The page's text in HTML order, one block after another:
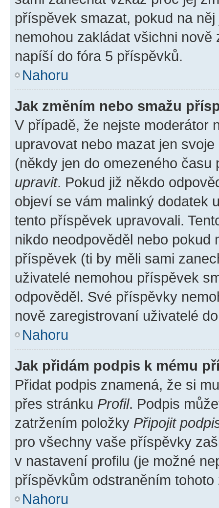
příspěvek smazat, pokud na
nemohou zakládat všichni
napíší do fóra 5 příspěvků.
Nahoru
Jak změním nebo smažu
V případě, že nejste moderátor
upravovat nebo mazat jen
(někdy jen do omezeného
upravit. Pokud již někdo
objeví se vám malinký dodatek
tento příspěvek upravovali.
nikdo neodpověděl nebo pokud
příspěvek (ti by měli sami
uživatelé nemohou příspěvek
odpověděl. Své příspěvky
nově zaregistrovaní uživatelé
Nahoru
Jak přidám podpis k mému
Přidat podpis znamená, že si
přes stránku Profil. Podpis
zatržením položky Připojit
pro všechny vaše příspěvky
v nastavení profilu (je možné
příspěvkům odstraněním
Nahoru